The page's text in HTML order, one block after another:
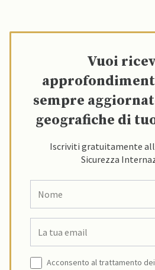
Vuoi
sempre
geografiche di
Iscriviti gratuitamente
Sicurezza
Acconsento al trattamento